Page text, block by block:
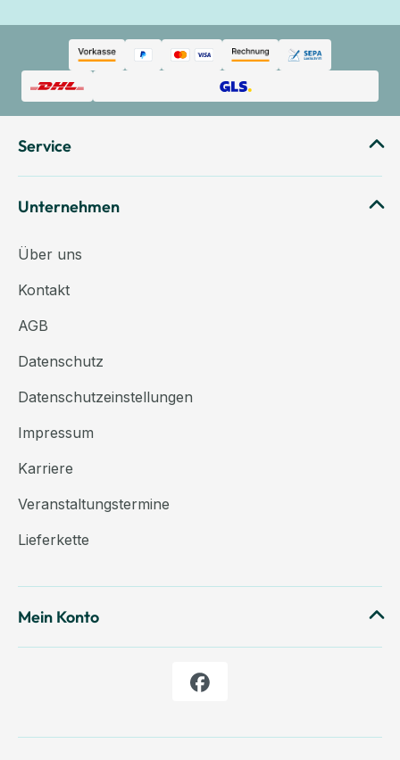
Service
Unternehmen
Über uns
Kontakt
AGB
Datenschutz
Datenschutzeinstellungen
Impressum
Karriere
Veranstaltungstermine
Lieferkette
Mein Konto